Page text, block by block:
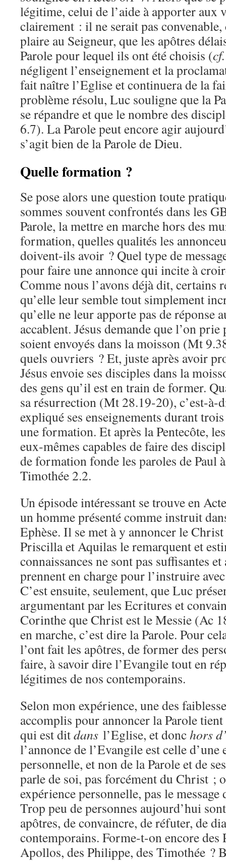
légitime, celui de l’aide à apporter aux
clairement : il ne serait pas
plaire au Seigneur, que les apôtres
Parole pour lequel ils ont été choisis (cf.
négligent l’enseignement et la
fait naître l’Eglise et continuera de la
problème résolu, Luc souligne que la
se répandre et que le nombre des
6.7). La Parole peut encore agir
s’agit bien de la Parole de Dieu.
Quelle formation ?
Se pose alors une question toute
sommes souvent confrontés dans les
Parole, la mettre en marche hors des
formation, quelles qualités les
doivent-ils avoir ? Quel type de
pour faire une annonce qui incite à
Comme nous l’avons déjà dit, certains
qu’elle leur semble tout simplement
qu’elle ne leur apporte pas de réponse
accablent. Jésus demande que l’on
soient envoyés dans la moisson (Mt
quels ouvriers ? Et, juste après avoir
Jésus envoie ses disciples dans la
des gens qu’il est en train de former.
sa résurrection (Mt 28.19-20), c’est-à-
expliqué ses enseignements durant
une formation. Et après la Pentecôte,
eux-mêmes capables de faire des
de formation fonde les paroles de Paul
Timothée 2.2.
Un épisode intéressant se trouve en
un homme présenté comme instruit
Ephèse. Il se met à y annoncer le
Priscilla et Aquilas le remarquent et
connaissances ne sont pas suffisantes
prennent en charge pour l’instruire
C’est ensuite, seulement, que Luc
argumentant par les Ecritures et
Corinthe que Christ est le Messie (Ac
en marche, c’est dire la Parole. Pour
l’ont fait les apôtres, de former des
faire, à savoir dire l’Evangile tout en
légitimes de nos contemporains.
Selon mon expérience, une des
accomplis pour annoncer la Parole tient
qui est ditdans l’Eglise, et donchors
l’annonce de l’Evangile est celle
personnelle, et non de la Parole et de
parle de soi, pas forcément du Christ ;
expérience personnelle, pas le
Trop peu de personnes aujourd’hui
apôtres, de convaincre, de réfuter, de
contemporains. Forme-t-on encore des
Apollos, des Philippe, des Timothée ?